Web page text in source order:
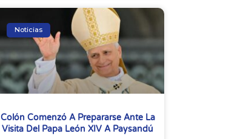
Noticias
Colón Comenzó A Prepararse Ante La
Visita Del Papa León XIV A Paysandú